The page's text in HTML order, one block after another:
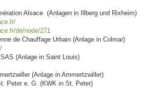
Alsace (Anlagen in Illberg und Rixheim)
de/node/271
de Chauffage Urbain (Anlage in Colmar)
(Anlage in Saint Louis)
(Anlage in Ammertzwiller)
Peter e. G. (KWK in St. Peter)